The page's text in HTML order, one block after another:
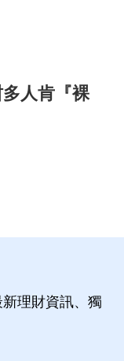
人肯『裸
理財資訊、獨